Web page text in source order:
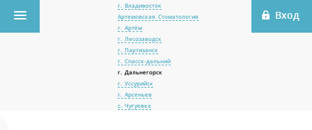
г. Владивосток
Артемовская Стоматология
г. Артём
г. Лесозаводск
г. Партизанск
г. Спасск-дальний
г. Дальнегорск
г. Уссурийск
г. Арсеньев
с. Чугуевка